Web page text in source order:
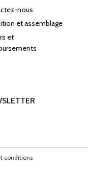
nous
et assemblage
et
conditions